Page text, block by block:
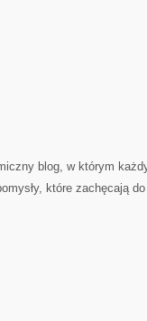
blog, w którym
które zachęcają